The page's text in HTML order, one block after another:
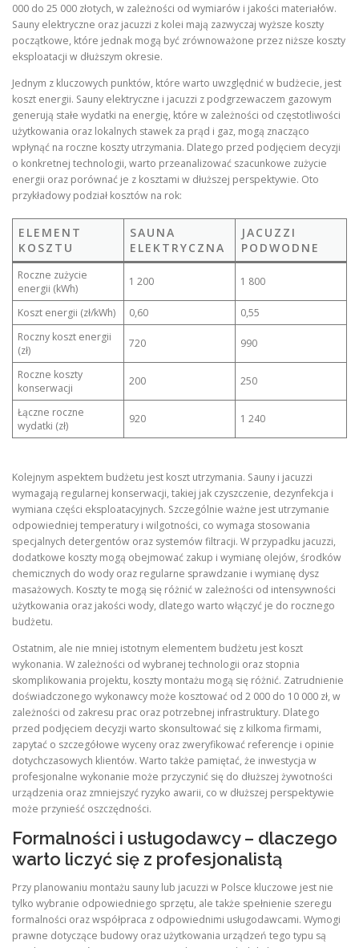
000 do 25 000 złotych, w zależności od wymiarów i jakości materiałów.
Sauny elektryczne oraz jacuzzi z kolei mają zazwyczaj wyższe koszty
początkowe, które jednak mogą być zrównoważone przez niższe koszty
eksploatacji w dłuższym okresie.
Jednym z kluczowych punktów, które warto uwzględnić w budżecie, jest
koszt energii. Sauny elektryczne i jacuzzi z podgrzewaczem gazowym
generują stałe wydatki na energię, które w zależności od częstotliwości
użytkowania oraz lokalnych stawek za prąd i gaz, mogą znacząco
wpłynąć na roczne koszty utrzymania. Dlatego przed podjęciem decyzji
o konkretnej technologii, warto przeanalizować szacunkowe zużycie
energii oraz porównać je z kosztami w dłuższej perspektywie. Oto
przykładowy podział kosztów na rok:
ELEMENT
KOSZTU
SAUNA
ELEKTRYCZNA
JACUZZI
PODWODNE
Roczne zużycie
energii (kWh)
1 200 1 800
Koszt energii (zł/kWh) 0,60
0,55
Roczny koszt energii
(zł)
720 990
Roczne koszty
konserwacji
200 250
Łączne roczne
wydatki (zł)
920 1 240
Kolejnym aspektem budżetu jest koszt utrzymania. Sauny i jacuzzi
wymagają regularnej konserwacji, takiej jak czyszczenie, dezynfekcja i
wymiana części eksploatacyjnych. Szczególnie ważne jest utrzymanie
odpowiedniej temperatury i wilgotności, co wymaga stosowania
specjalnych detergentów oraz systemów filtracji. W przypadku jacuzzi,
dodatkowe koszty mogą obejmować zakup i wymianę olejów, środków
chemicznych do wody oraz regularne sprawdzanie i wymianę dysz
masażowych. Koszty te mogą się różnić w zależności od intensywności
użytkowania oraz jakości wody, dlatego warto włączyć je do rocznego
budżetu.
Ostatnim, ale nie mniej istotnym elementem budżetu jest koszt
wykonania. W zależności od wybranej technologii oraz stopnia
skomplikowania projektu, koszty montażu mogą się różnić. Zatrudnienie
doświadczonego wykonawcy może kosztować od 2 000 do 10 000 zł, w
zależności od zakresu prac oraz potrzebnej infrastruktury. Dlatego
przed podjęciem decyzji warto skonsultować się z kilkoma firmami,
zapytać o szczegółowe wyceny oraz zweryfikować referencje i opinie
dotychczasowych klientów. Warto także pamiętać, że inwestycja w
profesjonalne wykonanie może przyczynić się do dłuższej żywotności
urządzenia oraz zmniejszyć ryzyko awarii, co w dłuższej perspektywie
może przynieść oszczędności.
Formalności i usługodawcy – dlaczego
warto liczyć się z profesjonalistą
Przy planowaniu montażu sauny lub jacuzzi w Polsce kluczowe jest nie
tylko wybranie odpowiedniego sprzętu, ale także spełnienie szeregu
formalności oraz współpraca z odpowiednimi usługodawcami. Wymogi
prawne dotyczące budowy oraz użytkowania urządzeń tego typu są